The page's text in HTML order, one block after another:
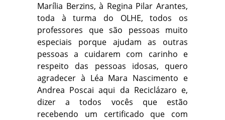
Marília Berzins, à Regina Pilar Arantes,
toda à turma do OLHE, todos os
professores que são pessoas muito
especiais porque ajudam as outras
pessoas a cuidarem com carinho e
respeito das pessoas idosas, quero
agradecer à Léa Mara Nascimento e
Andrea Poscai aqui da Reciclázaro e,
dizer a todos vocês que estão
recebendo um certificado que com